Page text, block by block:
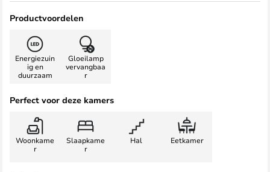
Productvoordelen
Energiezuin
ig en
duurzaam
Gloeilamp
vervangbaa
r
Perfect voor deze kamers
Woonkame
r
Slaapkame
r
Hal Eetkamer